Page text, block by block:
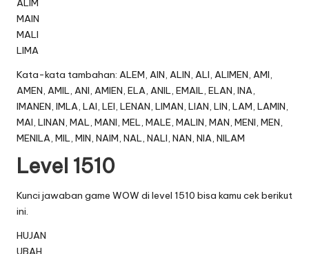
ALIM
MAIN
MALI
LIMA
Kata-kata tambahan: ALEM, AIN, ALIN, ALI, ALIMEN, AMI,
AMEN, AMIL, ANI, AMIEN, ELA, ANIL, EMAIL, ELAN, INA,
IMANEN, IMLA, LAI, LEI, LENAN, LIMAN, LIAN, LIN, LAM, LAMIN,
MAI, LINAN, MAL, MANI, MEL, MALE, MALIN, MAN, MENI, MEN,
MENILA, MIL, MIN, NAIM, NAL, NALI, NAN, NIA, NILAM
Level 1510
Kunci jawaban game WOW di level 1510 bisa kamu cek berikut
ini.
HUJAN
UBAH